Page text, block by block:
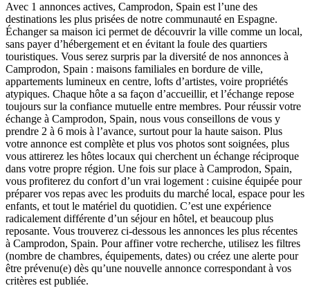
Avec 1 annonces actives, Camprodon, Spain est l’une des
destinations les plus prisées de notre communauté en Espagne.
Échanger sa maison ici permet de découvrir la ville comme un local,
sans payer d’hébergement et en évitant la foule des quartiers
touristiques. Vous serez surpris par la diversité de nos annonces à
Camprodon, Spain : maisons familiales en bordure de ville,
appartements lumineux en centre, lofts d’artistes, voire propriétés
atypiques. Chaque hôte a sa façon d’accueillir, et l’échange repose
toujours sur la confiance mutuelle entre membres. Pour réussir votre
échange à Camprodon, Spain, nous vous conseillons de vous y
prendre 2 à 6 mois à l’avance, surtout pour la haute saison. Plus
votre annonce est complète et plus vos photos sont soignées, plus
vous attirerez les hôtes locaux qui cherchent un échange réciproque
dans votre propre région. Une fois sur place à Camprodon, Spain,
vous profiterez du confort d’un vrai logement : cuisine équipée pour
préparer vos repas avec les produits du marché local, espace pour les
enfants, et tout le matériel du quotidien. C’est une expérience
radicalement différente d’un séjour en hôtel, et beaucoup plus
reposante. Vous trouverez ci-dessous les annonces les plus récentes
à Camprodon, Spain. Pour affiner votre recherche, utilisez les filtres
(nombre de chambres, équipements, dates) ou créez une alerte pour
être prévenu(e) dès qu’une nouvelle annonce correspondant à vos
critères est publiée.